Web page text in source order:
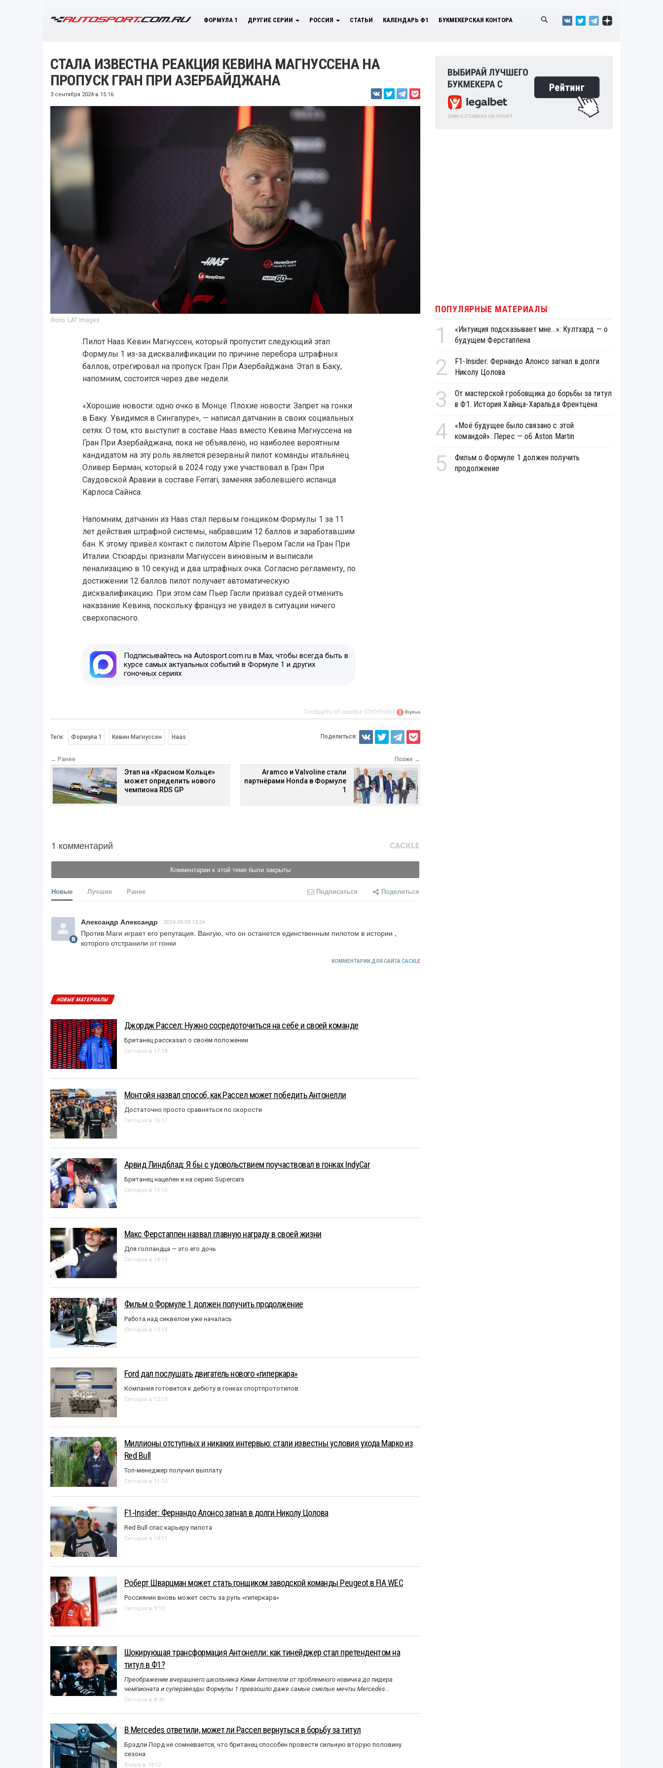
ФОРМУЛА 1 ДРУГИЕ СЕРИИ РОССИЯ СТАТЬИ КАЛЕНДАРЬ Ф1 БУКМЕКЕРСКАЯ КОНТОРА
СТАЛА ИЗВЕСТНА РЕАКЦИЯ КЕВИНА МАГНУССЕНА НА
ПРОПУСК ГРАН ПРИ АЗЕРБАЙДЖАНА
3 сентября 2024 в 15:16
Фото: LAT Images
Пилот Haas Кевин Магнуссен, который пропустит следующий этап
Формулы 1 из-за дисквалификации по причине перебора штрафных
баллов, отрегировал на пропуск Гран При Азербайджана. Этап в Баку,
напомним, состоится через две недели.
«Хорошие новости: одно очко в Монце. Плохие новости: Запрет на гонки
в Баку. Увидимся в Сингапуре», — написал датчанин в своих социальных
сетях. О том, кто выступит в составе Haas вместо Кевина Магнуссена на
Гран При Азербайджана, пока не объявлено, но наиболее вероятным
кандидатом на эту роль является резервный пилот команды итальянец
Оливер Берман, который в 2024 году уже участвовал в Гран При
Саудовской Аравии в составе Ferrari, заменяя заболевшего испанца
Карлоса Сайнса.
Напомним, датчанин из Haas стал первым гонщиком Формулы 1 за 11
лет действия штрафной системы, набравшим 12 баллов и заработавшим
бан. К этому привёл контакт с пилотом Alpine Пьером Гасли на Гран При
Италии. Стюарды признали Магнуссен виновным и выписали
пенализацию в 10 секунд и два штрафных очка. Согласно регламенту, по
достижении 12 баллов пилот получает автоматическую
дисквалификацию. При этом сам Пьер Гасли призвал судей отменить
наказание Кевина, поскольку француз не увидел в ситуации ничего
сверхопасного.
Подписывайтесь на Autosport.com.ru в Max, чтобы всегда быть в
курсе самых актуальных событий в Формуле 1 и других
гоночных сериях
Сообщить об ошибке (Ctrl+Enter)
Теги: Формула 1 Кевин Магнуссен Haas Поделиться:
← Ранее
Этап на «Красном Кольце»
может определить нового
чемпиона RDS GP
Позже →
Aramco и Valvoline стали
партнёрами Honda в Формуле
1
1 комментарий
Комментарии к этой теме были закрыты
Новые Лучшие Ранее Подписаться Поделиться
Александр Александр 2024.09.03 13:34
Против Маги играет его репутация. Вангую, что он останется единственным пилотом в истории ,
которого отстранили от гонки
КОММЕНТАРИИ ДЛЯ САЙТА CACKLE
НОВЫЕ МАТЕРИАЛЫ
Джордж Рассел: Нужно сосредоточиться на себе и своей команде
Британец рассказал о своём положении
Сегодня в 17:18
Монтойя назвал способ, как Рассел может победить Антонелли
Достаточно просто сравняться по скорости
Сегодня в 16:17
Арвид Линдблад: Я бы с удовольствием поучаствовал в гонках IndyCar
Британец нацелен и на серию Supercars
Сегодня в 15:16
Макс Ферстаппен назвал главную награду в своей жизни
Для голландца — это его дочь
Сегодня в 14:15
Фильм о Формуле 1 должен получить продолжение
Работа над сиквелом уже началась
Сегодня в 13:14
Ford дал послушать двигатель нового «гиперкара»
Компания готовится к дебюту в гонках спортпрототипов
Сегодня в 12:13
Миллионы отступных и никаких интервью: стали известны условия ухода Марко из
Red Bull
Топ-менеджер получил выплату
Сегодня в 11:12
F1-Insider: Фернандо Алонсо загнал в долги Николу Цолова
Red Bull спас карьеру пилота
Сегодня в 10:11
Роберт Шварцман может стать гонщиком заводской команды Peugeot в FIA WEC
Россиянин вновь может сесть за руль «гиперкара»
Сегодня в 9:10
Шокирующая трансформация Антонелли: как тинейджер стал претендентом на
титул в Ф1?
Преображение вчерашнего школьника Кими Антонелли от проблемного новичка до лидера
чемпионата и суперзвезды Формулы 1 превзошло даже самые смелые мечты Mercedes...
Сегодня в 8:30
В Mercedes ответили, может ли Рассел вернуться в борьбу за титул
Брэдли Лорд не сомневается, что британец способен провести сильную вторую половину
сезона
Вчера в 19:12
ПОПУЛЯРНЫЕ МАТЕРИАЛЫ
1
«Интуиция подсказывает мне...»: Култхард — о
будущем Ферстаппена
2
F1-Insider: Фернандо Алонсо загнал в долги
Николу Цолова
3
От мастерской гробовщика до борьбы за титул
в Ф1. История Хайнца-Харальда Френтцена
4
«Моё будущее было связано с этой
командой»: Перес — об Aston Martin
5
Фильм о Формуле 1 должен получить
продолжение